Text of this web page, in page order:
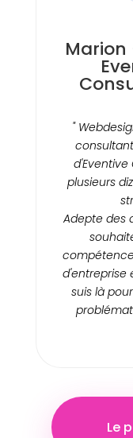
Marion
"
plusieurs
Adepte des
d'entreprise
suis là
Le